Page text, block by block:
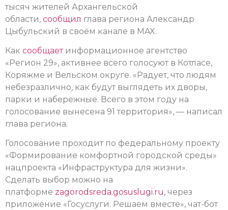
тысяч жителей Архангельской
области, сообщил глава региона Александр
Цыбульский в своём канале в MAX.
Как сообщаетинформационное агентство
«Регион 29», активнее всего голосуют в Котласе,
Коряжме и Вельском округе. «Радует, что людям
небезразлично, как будут выглядеть их дворы,
парки и набережные. Всего в этом году на
голосование вынесена 91 территория», — написал
глава региона.
Голосование проходит по федеральному проекту
«Формирование комфортной городской среды»
нацпроекта «Инфраструктура для жизни».
Сделать выбор можно на
платформе zagorodsreda.gosuslugi.ru, через
приложение «Госуслуги. Решаем вместе», чат-бот